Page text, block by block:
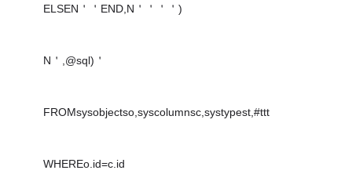
ELSEN＇＇END,N＇＇＇＇)
N＇,@sql)＇
FROMsysobjectso,syscolumnsc,systypest,#ttt
WHEREo.id=c.id